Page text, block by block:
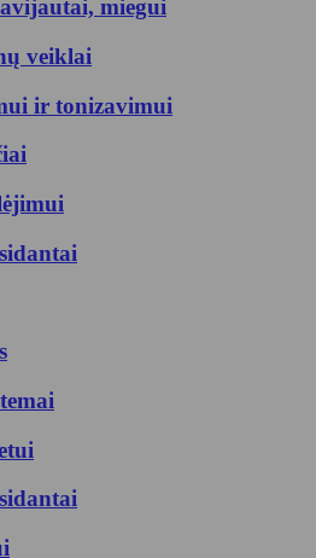
miegui
veiklai
ir tonizavimui